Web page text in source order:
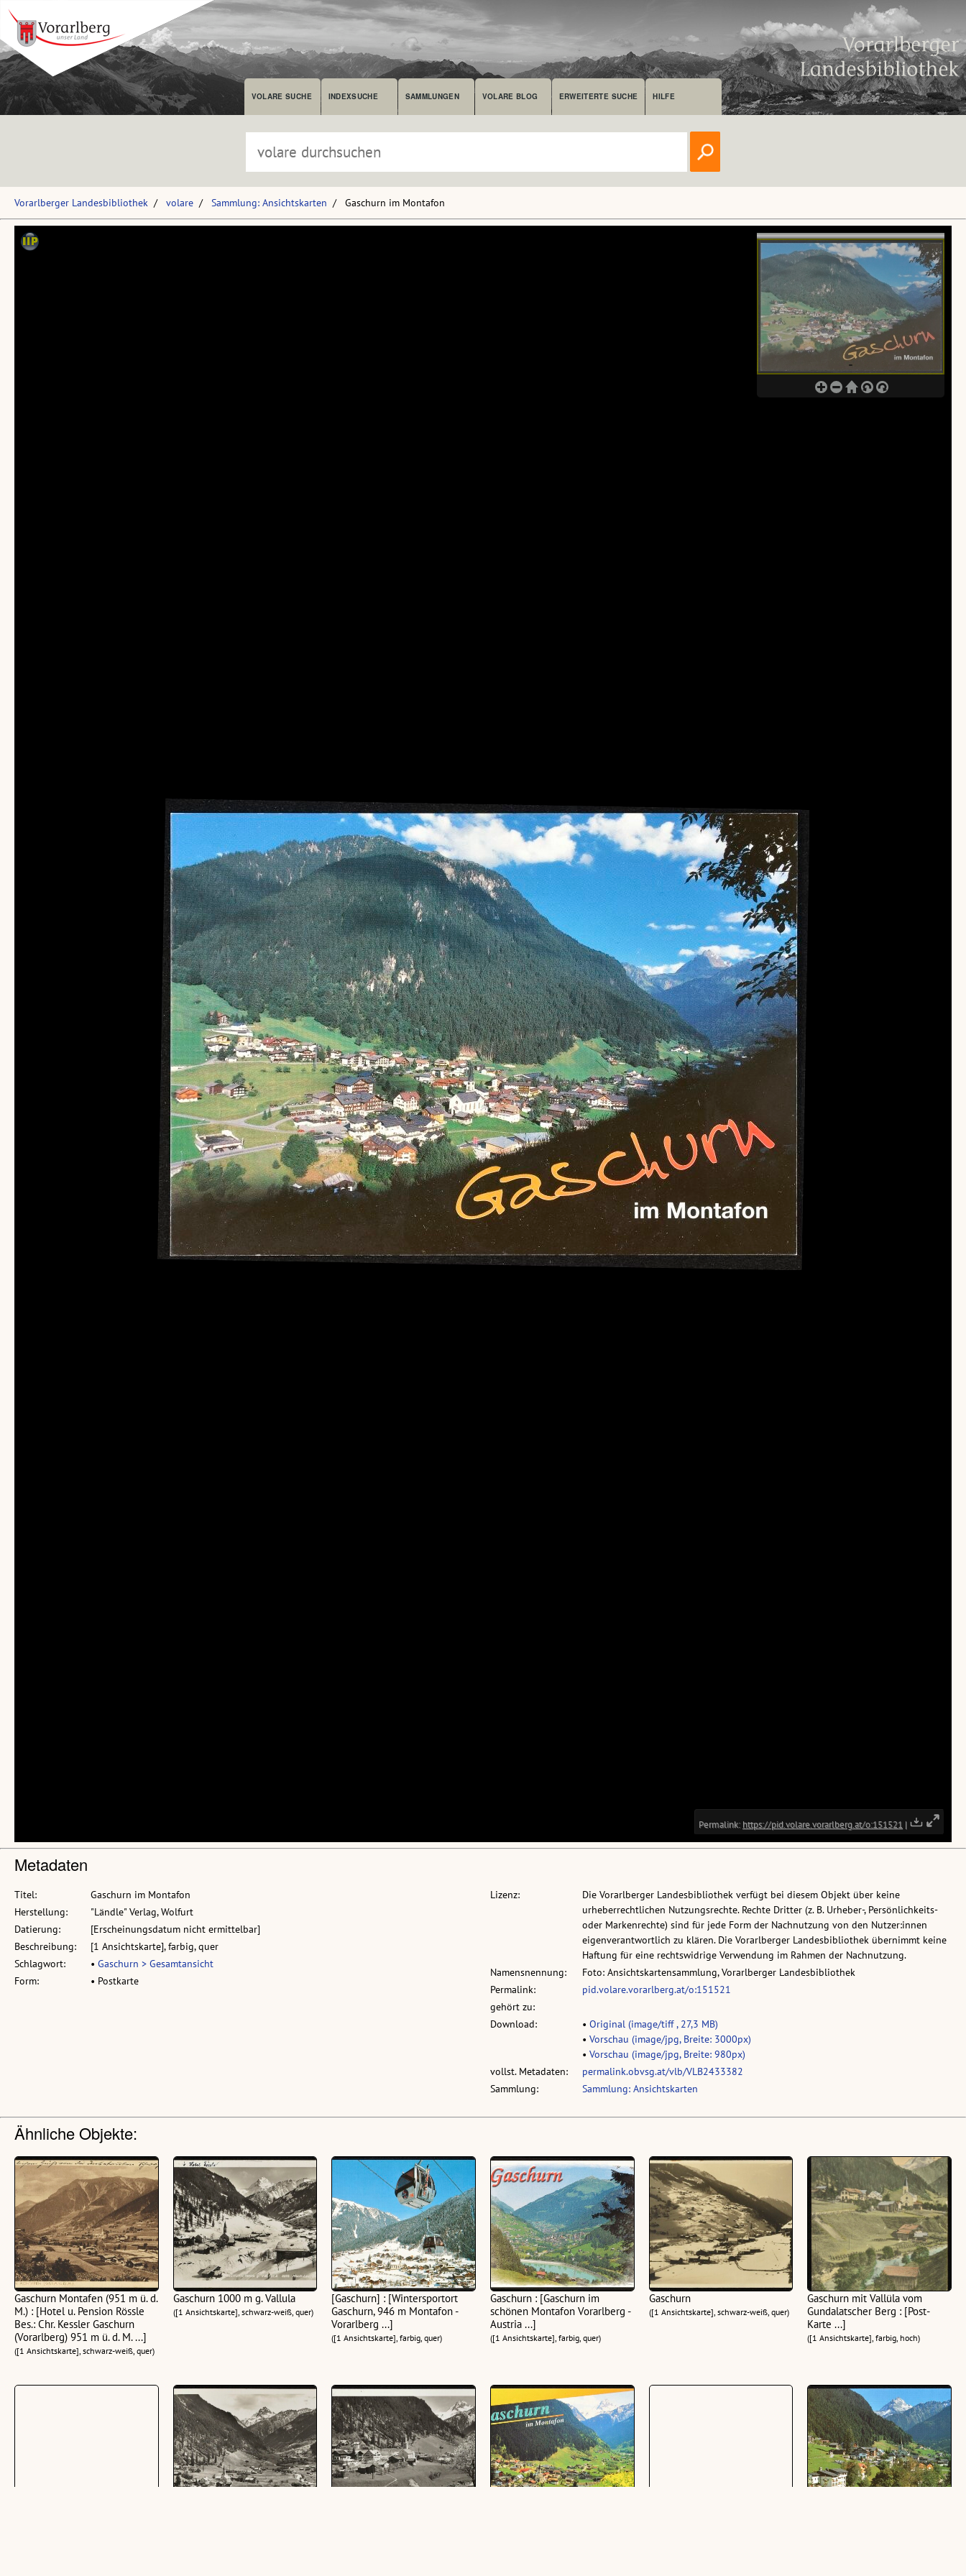
VOLARE SUCHE INDEXSUCHE SAMMLUNGEN VOLARE BLOG ERWEITERTE SUCHE HILFE
Vorarlberger Landesbibliothek volare Sammlung: Ansichtskarten Gaschurn im Montafon
Metadaten
Titel:
Gaschurn im Montafon
Herstellung:
"Ländle" Verlag, Wolfurt
Datierung:
[Erscheinungsdatum nicht ermittelbar]
Beschreibung:
[1 Ansichtskarte], farbig, quer
Schlagwort:
• Gaschurn > Gesamtansicht
Form:
• Postkarte
Lizenz:
Die Vorarlberger Landesbibliothek verfügt bei diesem Objekt über keine
urheberrechtlichen Nutzungsrechte. Rechte Dritter (z. B. Urheber-, Persönlichkeits-
oder Markenrechte) sind für jede Form der Nachnutzung von den Nutzer:innen
eigenverantwortlich zu klären. Die Vorarlberger Landesbibliothek übernimmt keine
Haftung für eine rechtswidrige Verwendung im Rahmen der Nachnutzung.
Namensnennung:
Foto: Ansichtskartensammlung, Vorarlberger Landesbibliothek
Permalink:
pid.volare.vorarlberg.at/o:151521
gehört zu:
Download:
• Original (image/tiff , 27,3 MB)
• Vorschau (image/jpg, Breite: 3000px)
• Vorschau (image/jpg, Breite: 980px)
vollst. Metadaten:
permalink.obvsg.at/vlb/VLB2433382
Sammlung:
Sammlung: Ansichtskarten
Ähnliche Objekte:
Gaschurn Montafen (951 m ü. d.
M.) : [Hotel u. Pension Rössle
Bes.: Chr. Kessler Gaschurn
(Vorarlberg) 951 m ü. d. M. ...]
([1 Ansichtskarte], schwarz-weiß, quer)
Gaschurn 1000 m g. Vallula
([1 Ansichtskarte], schwarz-weiß, quer)
[Gaschurn] : [Wintersportort
Gaschurn, 946 m Montafon -
Vorarlberg ...]
([1 Ansichtskarte], farbig, quer)
Gaschurn : [Gaschurn im
schönen Montafon Vorarlberg -
Austria ...]
([1 Ansichtskarte], farbig, quer)
Gaschurn
([1 Ansichtskarte], schwarz-weiß, quer)
Gaschurn mit Vallüla vom
Gundalatscher Berg : [Post-
Karte ...]
([1 Ansichtskarte], farbig, hoch)